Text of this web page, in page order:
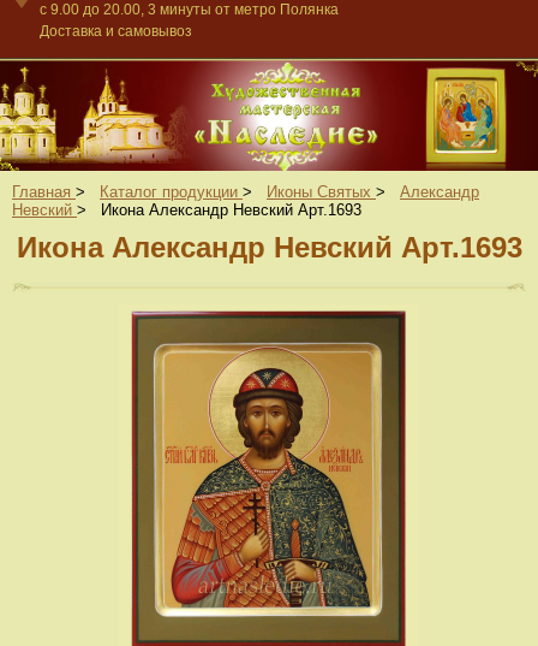
c 9.00 до 20.00, 3 минуты от метро Полянка
Доставка и самовывоз
Главная > Каталог продукции > Иконы Святых >
Александр
Невский > Икона Александр Невский Арт.1693
Икона Александр Невский Арт.1693